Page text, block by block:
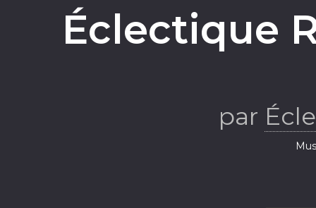
Éclectique
par